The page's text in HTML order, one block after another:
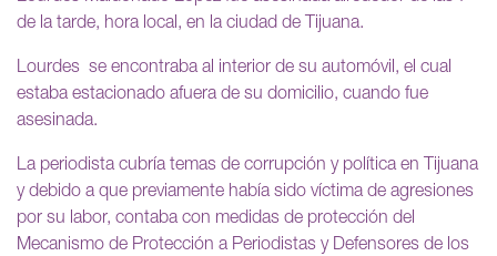
de la tarde, hora local, en la ciudad de Tijuana.
Lourdes se encontraba al interior de su automóvil, el cual
estaba estacionado afuera de su domicilio, cuando fue
asesinada.
La periodista cubría temas de corrupción y política en Tijuana
y debido a que previamente había sido víctima de agresiones
por su labor, contaba con medidas de protección del
Mecanismo de Protección a Periodistas y Defensores de los